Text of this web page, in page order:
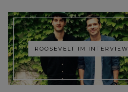
ROOSEVELT IM INTERVIEW